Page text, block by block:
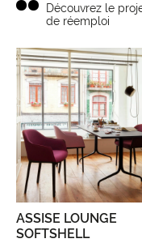
Découvrez le
de réemploi
ASSISE LOUNGE
SOFTSHELL